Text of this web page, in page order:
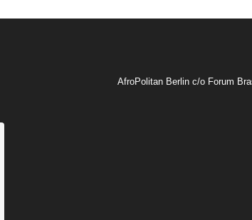
AfroPolitan Berlin c/o Forum